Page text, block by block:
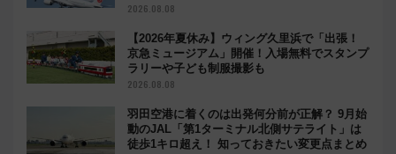
2026.08.08
【2026年夏休み】ウィング久里浜で「出張！
京急ミュージアム」開催！入場無料でスタンプ
ラリーや子ども制服撮影も
2026.08.08
羽田空港に着くのは出発何分前が正解？ 9月始
動のJAL「第1ターミナル北側サテライト」は
徒歩1キロ超え！ 知っておきたい変更点まとめ